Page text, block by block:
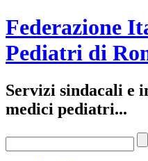
Federazione
Pediatri di
Servizi sindacali e
medici pediatri...